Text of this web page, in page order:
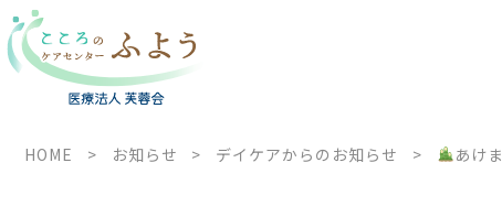
HOME > お知らせ > デイケアからのお知らせ > あけ